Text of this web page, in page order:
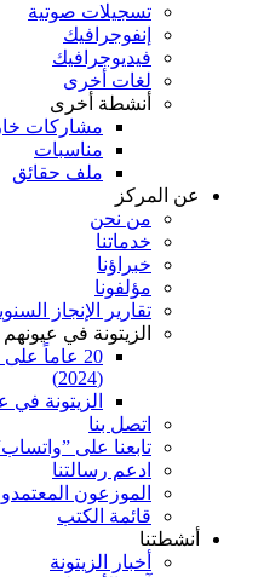
تسجيلات صوتية
إنفوجرافيك
فيديوجرافيك
لغات أخرى
أنشطة أخرى
مشاركات
مناسبات
ملف حقائق
عن المركز
من نحن
خدماتنا
خبراؤنا
مؤلفونا
تقارير الإنجاز
الزيتونة في عيونهم
20 عاماً
(2024)
الزيتونة في
اتصل بنا
تابعنا على
ادعم رسالتنا
الموزعون
قائمة الكتب
أنشطتنا
أخبار الزيتونة